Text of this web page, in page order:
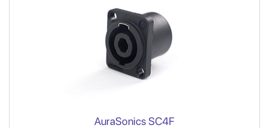
AuraSonics SC4F